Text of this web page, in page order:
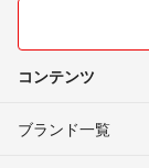
コンテンツ
ブランド一覧